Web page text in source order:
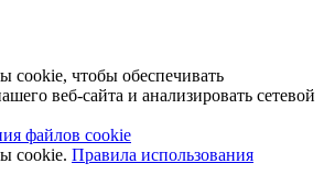
cookie, чтобы обеспечивать
веб-сайта и анализировать сетевой
файлов cookie
cookie. Правила использования